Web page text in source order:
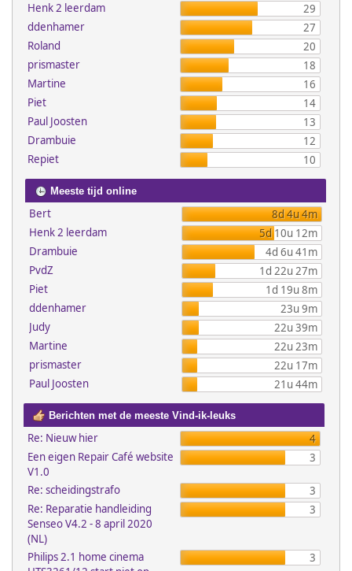
Henk 2 leerdam
29
ddenhamer
27
Roland
20
prismaster
18
Martine
16
Piet
14
Paul Joosten
13
Drambuie
12
Repiet
10
Meeste tijd online
Bert
8d 4u 4m
Henk 2 leerdam
5d 10u 12m
Drambuie
4d 6u 41m
PvdZ
1d 22u 27m
Piet
1d 19u 8m
ddenhamer
23u 9m
Judy
22u 39m
Martine
22u 23m
prismaster
22u 17m
Paul Joosten
21u 44m
Berichten met de meeste Vind-ik-leuks
Re: Nieuw hier
4
Een eigen Repair Café website
V1.0
3
Re: scheidingstrafo
3
Re: Reparatie handleiding
Senseo V4.2 - 8 april 2020
(NL)
3
Philips 2.1 home cinema
3